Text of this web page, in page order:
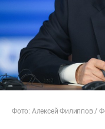
Фото: Алексей Филиппов /